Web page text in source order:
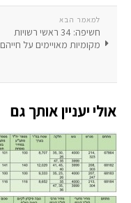
למאמר הבא
חשיפה: 34 ראשי רשויות
מקומיות מאויימים על חייהם
אולי יעניין אותך גם